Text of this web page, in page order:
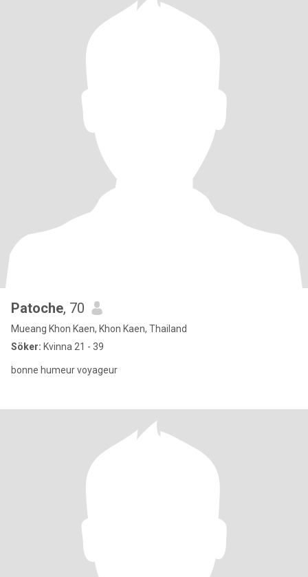
Patoche, 70
Mueang Khon Kaen, Khon Kaen, Thailand
Söker: Kvinna 21 - 39
bonne humeur voyageur